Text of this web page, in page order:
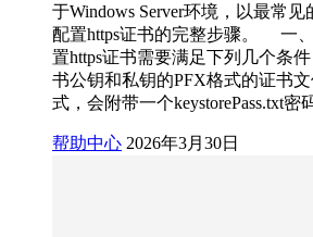
于Windows Server环境，以最常
配置https证书的完整步骤。 一
置https证书需要满足下列几个条
书公钥和私钥的PFX格式的证书
式，会附带一个keystorePass.txt
帮助中心 2026年3月30日